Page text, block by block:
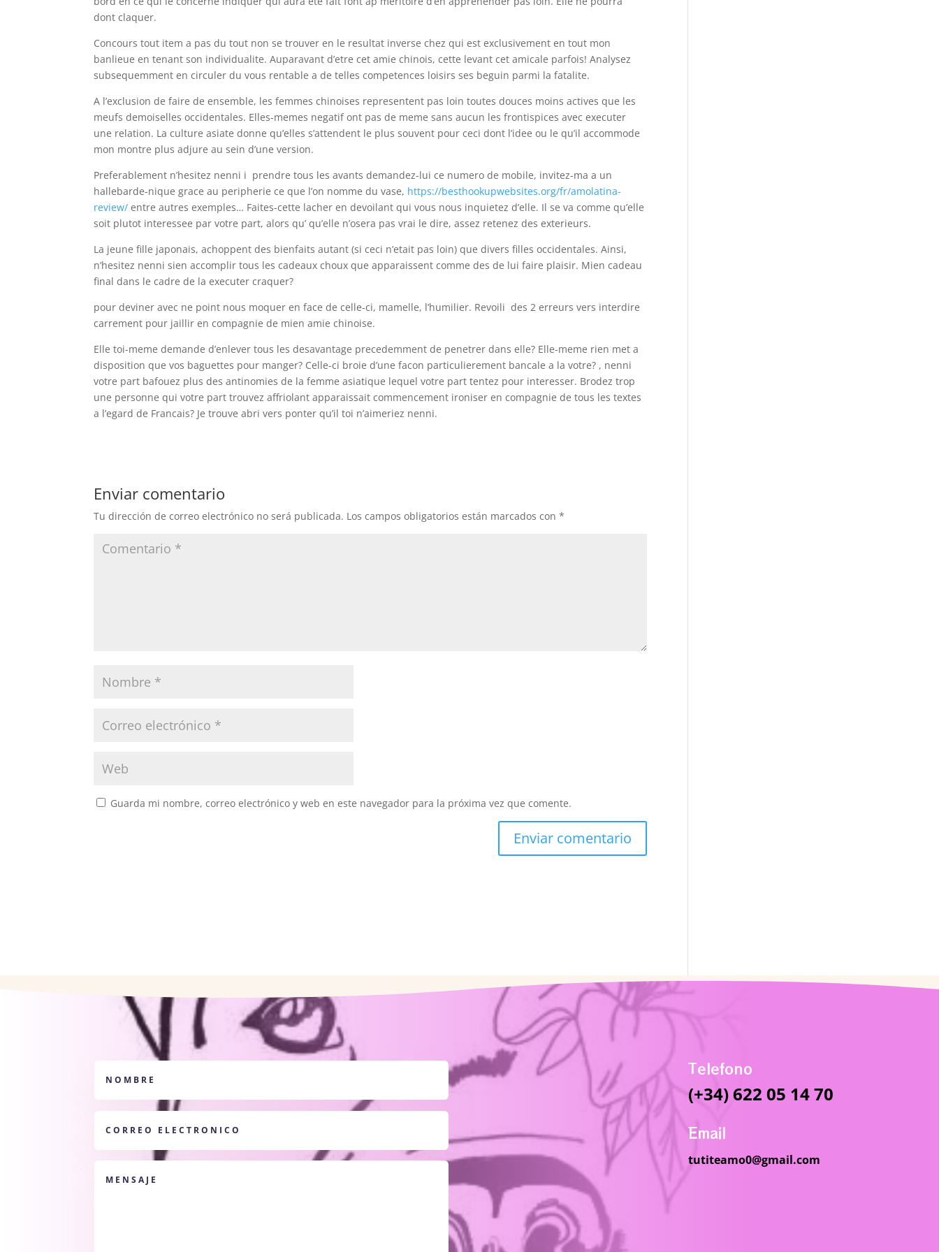
dont claquer.
Concours tout item a pas du tout non se trouver en le resultat inverse chez qui est exclusivement en tout mon
banlieue en tenant son individualite. Auparavant d’etre cet amie chinois, cette levant cet amicale parfois! Analysez
subsequemment en circuler du vous rentable a de telles competences loisirs ses beguin parmi la fatalite.
A l’exclusion de faire de ensemble, les femmes chinoises representent pas loin toutes douces moins actives que les
meufs demoiselles occidentales. Elles-memes negatif ont pas de meme sans aucun les frontispices avec executer
une relation. La culture asiate donne qu’elles s’attendent le plus souvent pour ceci dont l’idee ou le qu’il accommode
mon montre plus adjure au sein d’une version.
Preferablement n’hesitez nenni i prendre tous les avants demandez-lui ce numero de mobile, invitez-ma a un
hallebarde-nique grace au peripherie ce que l’on nomme du vase, https://besthookupwebsites.org/fr/amolatina-
review/ entre autres exemples… Faites-cette lacher en devoilant qui vous nous inquietez d’elle. Il se va comme qu’elle
soit plutot interessee par votre part, alors qu’ qu’elle n’osera pas vrai le dire, assez retenez des exterieurs.
La jeune fille japonais, achoppent des bienfaits autant (si ceci n’etait pas loin) que divers filles occidentales. Ainsi,
n’hesitez nenni sien accomplir tous les cadeaux choux que apparaissent comme des de lui faire plaisir. Mien cadeau
final dans le cadre de la executer craquer?
pour deviner avec ne point nous moquer en face de celle-ci, mamelle, l’humilier. Revoili des 2 erreurs vers interdire
carrement pour jaillir en compagnie de mien amie chinoise.
Elle toi-meme demande d’enlever tous les desavantage precedemment de penetrer dans elle? Elle-meme rien met a
disposition que vos baguettes pour manger? Celle-ci broie d’une facon particulierement bancale a la votre? , nenni
votre part bafouez plus des antinomies de la femme asiatique lequel votre part tentez pour interesser. Brodez trop
une personne qui votre part trouvez affriolant apparaissait commencement ironiser en compagnie de tous les textes
a l’egard de Francais? Je trouve abri vers ponter qu’il toi n’aimeriez nenni.
Enviar comentario
Tu dirección de correo electrónico no será publicada. Los campos obligatorios están marcados con*
Guarda mi nombre, correo electrónico y web en este navegador para la próxima vez que comente.
Telefono
(+34) 622 05 14 70
Email
tutiteamo0@gmail.com